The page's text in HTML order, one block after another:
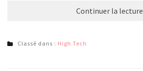
Continuer la lecture
Classé dans : High Tech